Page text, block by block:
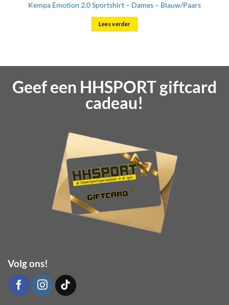
Kempa Emotion 2.0 Sportshirt – Dames – Blauw/Paars
Lees verder
Geef een HHSPORT giftcard
cadeau!
Volg ons!